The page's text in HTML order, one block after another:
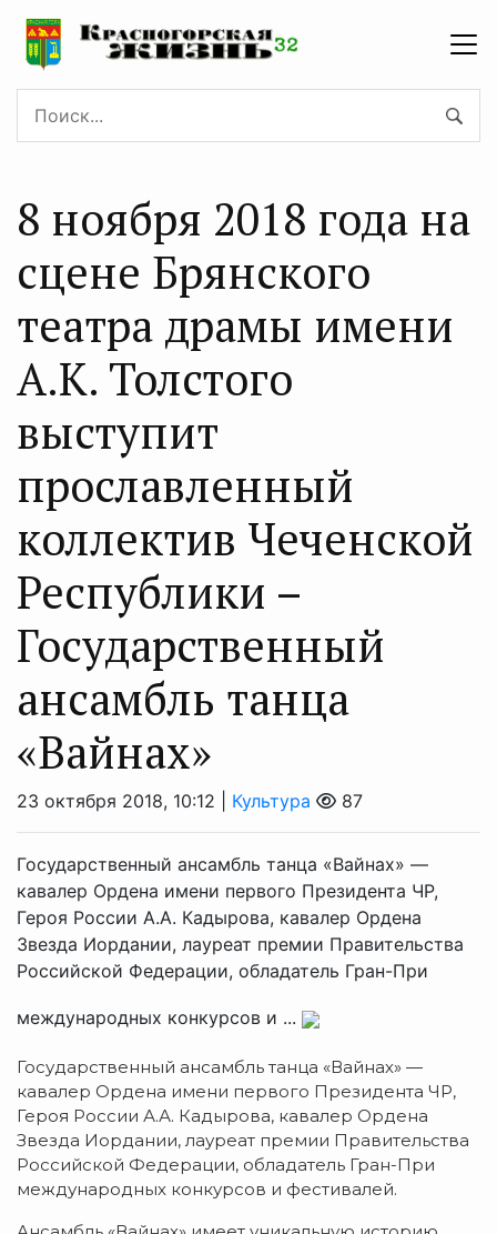
8 ноября 2018 года на
сцене Брянского
театра драмы имени
А.К. Толстого
выступит
прославленный
коллектив Чеченской
Республики –
Государственный
ансамбль танца
«Вайнах»
23 октября 2018, 10:12 | Культура 87
Государственный ансамбль танца «Вайнах» —
кавалер Ордена имени первого Президента ЧР,
Героя России А.А. Кадырова, кавалер Ордена
Звезда Иордании, лауреат премии Правительства
Российской Федерации, обладатель Гран-При
международных конкурсов и ...
Государственный ансамбль танца «Вайнах» —
кавалер Ордена имени первого Президента ЧР,
Героя России А.А. Кадырова, кавалер Ордена
Звезда Иордании, лауреат премии Правительства
Российской Федерации, обладатель Гран-При
международных конкурсов и фестивалей.